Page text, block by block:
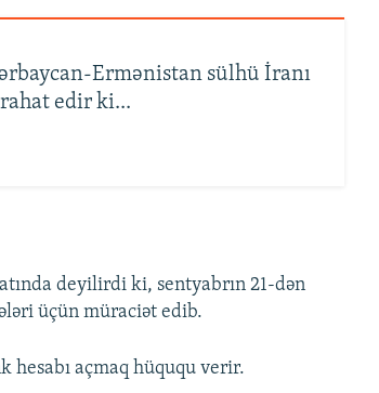
Ermənistan sülhü İranı
edir ki...
deyilirdi ki, sentyabrın 21-dən
üçün müraciət edib.
hesabı açmaq hüququ verir.